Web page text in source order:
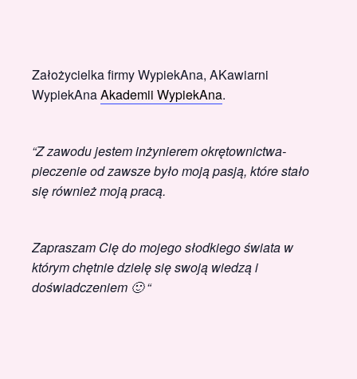
Założycielka firmy WypiekAna, AKawiarni
WypiekAnaAkademii WypiekAna.
“Z zawodu jestem inżynierem okrętownictwa-
pieczenie od zawsze było moją pasją, które stało
się również moją pracą.
Zapraszam Cię do mojego słodkiego świata w
którym chętnie dzielę się swoją wiedzą i
doświadczeniem 🙂 “